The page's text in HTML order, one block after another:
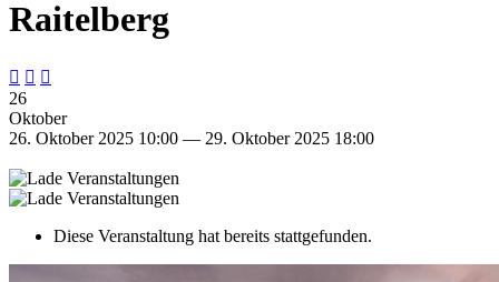
Raitelberg
  
26
Oktober
26. Oktober 2025 10:00 — 29. Oktober 2025 18:00
Diese Veranstaltung hat bereits stattgefunden.